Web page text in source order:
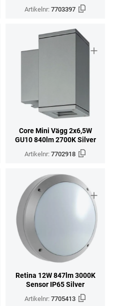
Artikelnr:7703397
Core Mini Vägg 2x6,5W
GU10 840lm 2700K Silver
Artikelnr:7702918
Retina 12W 847lm 3000K
Sensor IP65 Silver
Artikelnr:7705413